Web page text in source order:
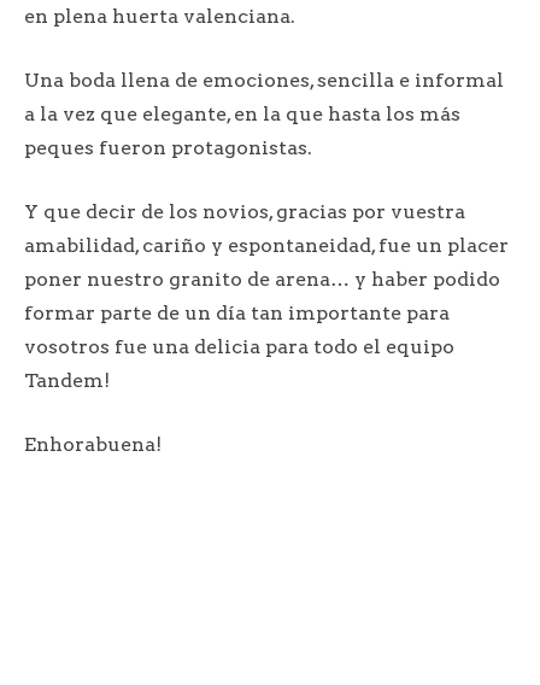
en plena huerta valenciana.
Una boda llena de emociones, sencilla e informal
a la vez que elegante, en la que hasta los más
peques fueron protagonistas.
Y que decir de los novios, gracias por vuestra
amabilidad, cariño y espontaneidad, fue un placer
poner nuestro granito de arena… y haber podido
formar parte de un día tan importante para
vosotros fue una delicia para todo el equipo
Tandem!
Enhorabuena!